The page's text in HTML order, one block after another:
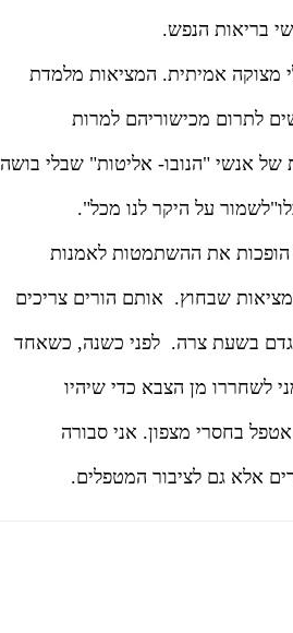
בריאות הנפש.
מצוקה אמיתית. המציאות מלמדת
לתרום מכישוריהם למרות
של אנשי "הנובו- אליטות" שבלי בושה
על היקר לנו מכל".
הופכות את ההשתמטות לאמנות
שבחוץ. אותם הורים צריכים
בשעת צרה. לפני כשנה, כשאחד
לשחררו מן הצבא כדי שיהיו
בחסרי מצפון. אני סבורה
אלא גם לציבור המטפלים.